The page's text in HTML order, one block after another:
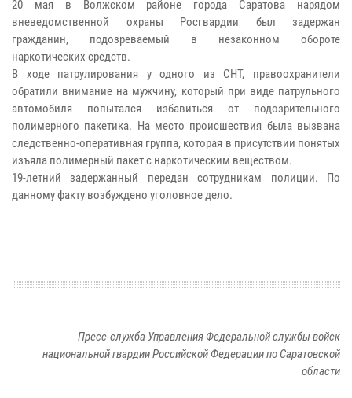
20 мая в Волжском районе города Саратова нарядом
вневедомственной охраны Росгвардии был задержан
гражданин, подозреваемый в незаконном обороте
наркотических средств.
В ходе патрулирования у одного из СНТ, правоохранители
обратили внимание на мужчину, который при виде патрульного
автомобиля попытался избавиться от подозрительного
полимерного пакетика. На место происшествия была вызвана
следственно-оперативная группа, которая в присутствии понятых
изъяла полимерный пакет с наркотическим веществом.
19-летний задержанный передан сотрудникам полиции. По
данному факту возбуждено уголовное дело.
Пресс-служба Управления Федеральной службы войск
национальной гвардии Российской Федерации по Саратовской
области